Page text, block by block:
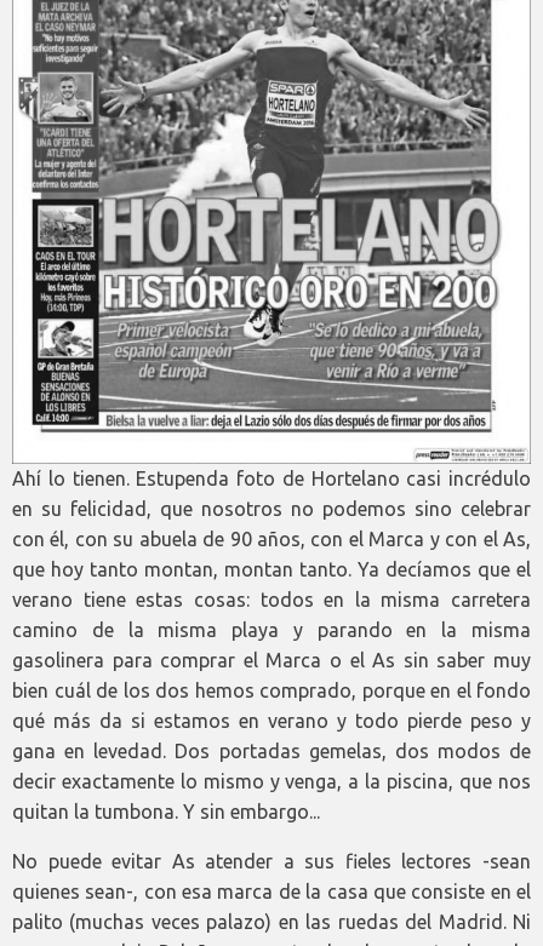
Ahí lo tienen. Estupenda foto de Hortelano casi incrédulo
en su felicidad, que nosotros no podemos sino celebrar
con él, con su abuela de 90 años, con el Marca y con el As,
que hoy tanto montan, montan tanto. Ya decíamos que el
verano tiene estas cosas: todos en la misma carretera
camino de la misma playa y parando en la misma
gasolinera para comprar el Marca o el As sin saber muy
bien cuál de los dos hemos comprado, porque en el fondo
qué más da si estamos en verano y todo pierde peso y
gana en levedad. Dos portadas gemelas, dos modos de
decir exactamente lo mismo y venga, a la piscina, que nos
quitan la tumbona. Y sin embargo...
No puede evitar As atender a sus fieles lectores -sean
quienes sean-, con esa marca de la casa que consiste en el
palito (muchas veces palazo) en las ruedas del Madrid. Ni